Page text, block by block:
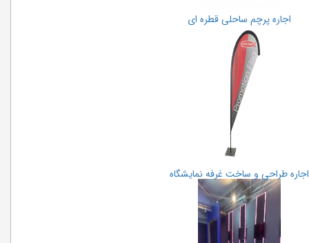
اجاره پرچم ساحلی قطره ای
اجاره طراحی و ساخت غرفه نمایشگاه